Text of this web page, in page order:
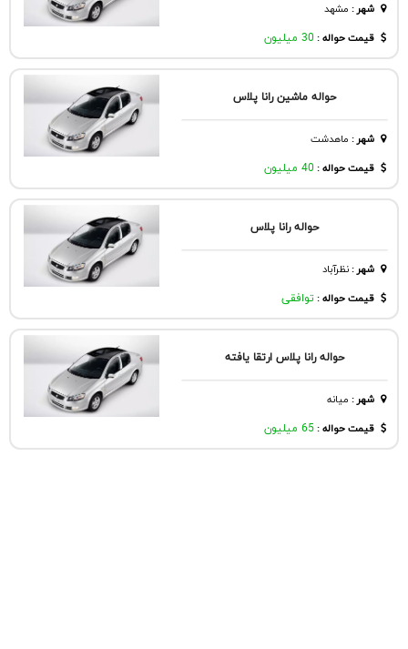
شهر: مشهد
قیمت حواله : 30 میلیون
حواله ماشین رانا پلاس
شهر: ماهدشت
قیمت حواله : 40 میلیون
حواله رانا پلاس
شهر:نظرآباد
قیمت حواله : توافقی
حواله رانا پلاس ارتقا یافته
شهر: ميانه
قیمت حواله :65 میلیون